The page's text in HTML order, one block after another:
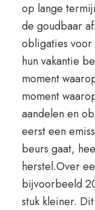
op lange
de goudbaar
obligaties voor
hun vakantie
moment
moment
aandelen en
eerst een
beurs gaat,
herstel.Over
bijvoorbeeld
stuk kleiner.